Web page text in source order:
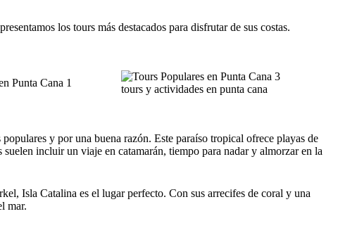
los tours más destacados para disfrutar de sus costas.
tours y actividades en punta cana
populares y por una buena razón. Este paraíso tropical ofrece playas de
incluir un viaje en catamarán, tiempo para nadar y almorzar en la
Isla Catalina es el lugar perfecto. Con sus arrecifes de coral y una
mar.